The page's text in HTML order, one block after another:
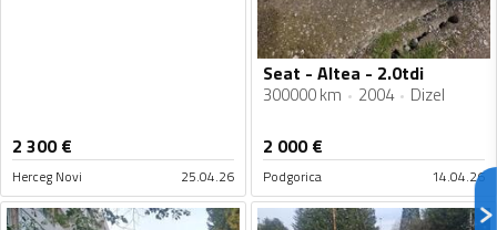
2 300€
Herceg Novi 25.04.26
Seat - Altea - 2.0tdi
300000 km 2004 Dizel
2 000€
Podgorica 14.04.26